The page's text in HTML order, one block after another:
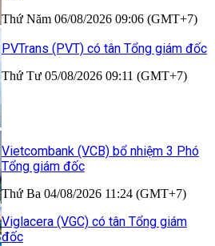
Thứ Năm 06/08/2026 09:06 (GMT+7)
PVTrans (PVT) có tân Tổng giám đốc
Thứ Tư 05/08/2026 09:11 (GMT+7)
Vietcombank (VCB) bổ nhiệm 3 Phó
Tổng giám đốc
Thứ Ba 04/08/2026 11:24 (GMT+7)
Viglacera (VGC) có tân Tổng giám
đốc